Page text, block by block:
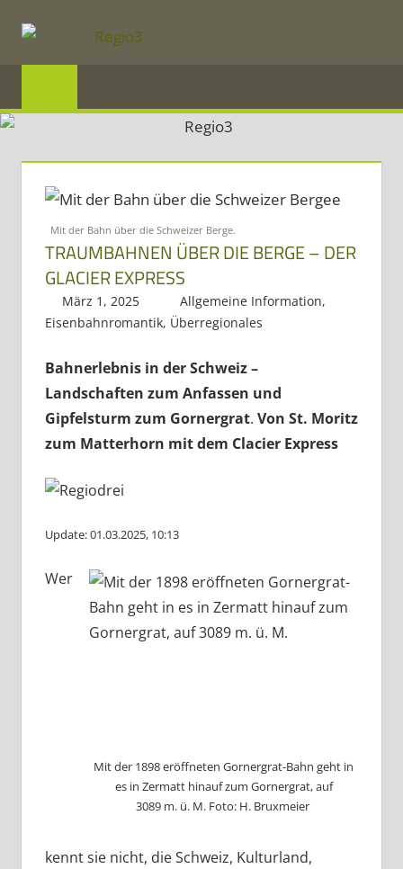
Inhalt
springen
Region
Mosel
und
Saar
Mit der Bahn über die Schweizer Berge.
TRAUMBAHNEN ÜBER DIE BERGE – DER
GLACIER EXPRESS
März 1, 2025 Regio3
Allgemeine Information,
Eisenbahnromantik, Überregionales
Bahnerlebnis in der Schweiz –
Landschaften zum Anfassen und
Gipfelsturm zum Gornergrat. Von St. Moritz
zum Matterhorn mit dem Clacier Express
Update: 01.03.2025, 10:13
Mit der 1898 eröffneten Gornergrat-Bahn geht in
es in Zermatt hinauf zum Gornergrat, auf
3089 m. ü. M. Foto: H. Bruxmeier
Wer
kennt sie nicht, die Schweiz, Kulturland,